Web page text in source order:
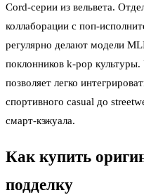
Cord-серии из вельвета.
коллаборации с поп-
регулярно делают модели
поклонников k-pop культуры.
позволяет легко
спортивного casual до
смарт-кэжуала.
Как купить
подделку